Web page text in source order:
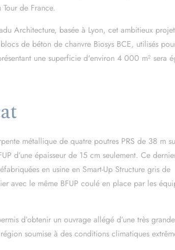
de France.
Architecture, basée à Lyon, cet ambitieux
de béton de chanvre Biosys BCE, utilisés
une superficie d'environ 4 000 m² sera
métallique de quatre poutres PRS de 38 m
d’une épaisseur de 15 cm seulement. Ce
en usine en Smart-Up Structure gris de
avec le même BFUP coulé en place par les
d’obtenir un ouvrage allégé d’une très grande
soumise à des conditions climatiques
This site uses cookies and
OK, accept all Deny all cookies